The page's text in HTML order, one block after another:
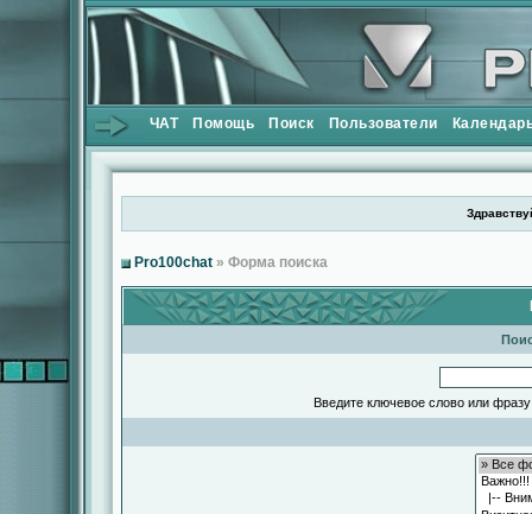
ЧАТ Помощь Поиск Пользователи
Pro100chat » Форма поиска
Введите ключевое слово или